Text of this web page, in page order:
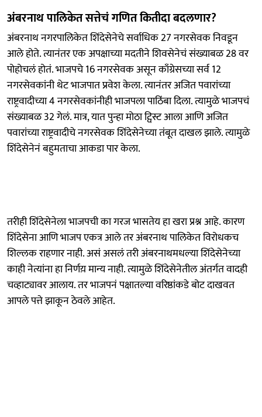
अंबरनाथ पालिकेत सत्तेचं गणित कितीदा बदलणार?
अंबरनाथ नगरपालिकेत शिंदेसेनेचे सर्वाधिक 27 नगरसेवक निवडून
आले होते. त्यानंतर एक अपक्षाच्या मदतीने शिवसेनेचं संख्याबळ 28 वर
पोहोचलं होतं. भाजपचे 16 नगरसेवक असून काँग्रेसच्या सर्व 12
नगरसेवकांनी थेट भाजपात प्रवेश केला. त्यानंतर अजित पवारांच्या
राष्ट्रवादीच्या 4 नगरसेवकांनीही भाजपला पाठिंबा दिला. त्यामुळे भाजपचं
संख्याबळ 32 गेलं. मात्र, यात पुन्हा मोठा ट्विस्ट आला आणि अजित
पवारांच्या राष्ट्रवादीचे नगरसेवक शिंदेसेनेच्या तंबूत दाखल झाले. त्यामुळे
शिंदेसेनेनं बहुमताचा आकडा पार केला.
तरीही शिंदेसेनेला भाजपची का गरज भासतेय हा खरा प्रश्न आहे. कारण
शिंदेसेना आणि भाजप एकत्र आले तर अंबरनाथ पालिकेत विरोधकच
शिल्लक राहणार नाही. असं असलं तरी अंबरनाथमधल्या शिंदेसेनेच्या
काही नेत्यांना हा निर्णय़ मान्य नाही. त्यामुळे शिंदेसेनेतील अंतर्गत वादही
चव्हाट्यावर आलाय. तर भाजपनं पक्षातल्या वरिष्ठांकडे बोट दाखवत
आपले पत्ते झाकून ठेवले आहेत.